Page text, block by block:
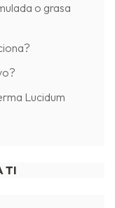
o grasa
Lucidum
TI